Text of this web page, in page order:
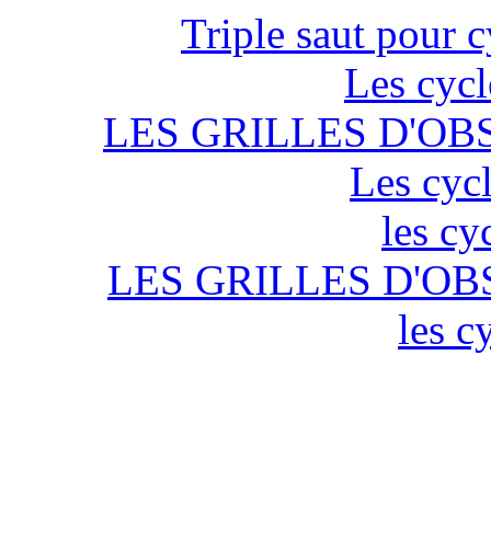
Triple saut pour
Les
LES GRILLES
Les
les
LES GRILLES
les